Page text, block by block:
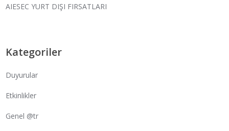
AIESEC YURT DIŞI FIRSATLARI
Kategoriler
Duyurular
Etkinlikler
Genel @tr